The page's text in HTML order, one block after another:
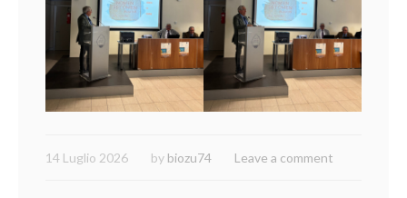
14 Luglio 2026 by biozu74 Leave a comment